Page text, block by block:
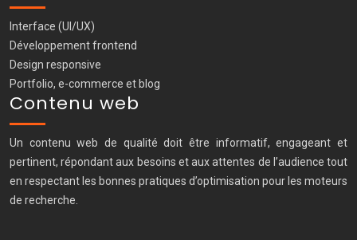
Interface (UI/UX)
Développement frontend
Design responsive
Portfolio, e-commerce et blog
Contenu web
Un contenu web de qualité doit être informatif, engageant et
pertinent, répondant aux besoins et aux attentes de l’audience tout
en respectant les bonnes pratiques d’optimisation pour les moteurs
de recherche.